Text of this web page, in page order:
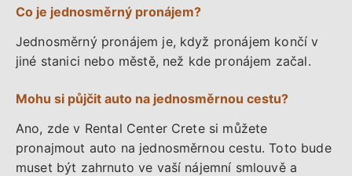
Hledej
Co je jednosměrný pronájem?
Jednosměrný pronájem je, když pronájem končí v
jiné stanici nebo městě, než kde pronájem začal.
Mohu si půjčit auto na jednosměrnou cestu?
Ano, zde v Rental Center Crete si můžete
pronajmout auto na jednosměrnou cestu. Toto bude
muset být zahrnuto ve vaší nájemní smlouvě a